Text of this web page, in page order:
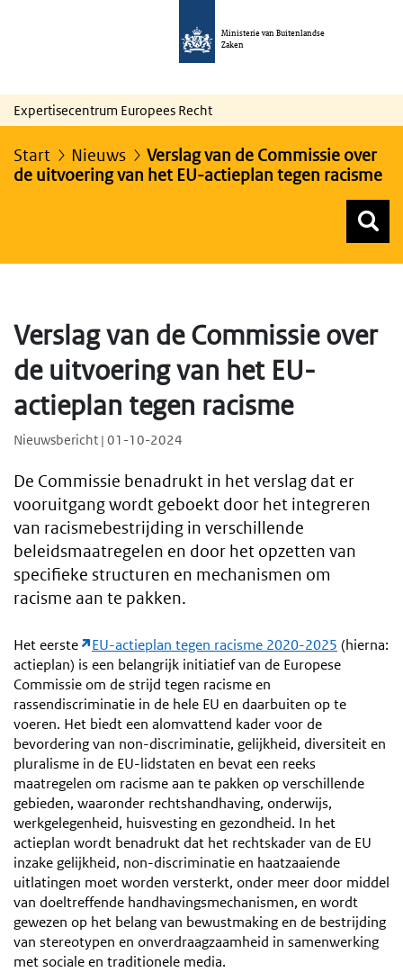
Ministerie van Buitenlandse
Zaken
Expertisecentrum Europees Recht
Start Nieuws
Verslag van de Commissie over
de uitvoering van het EU-actieplan tegen racisme
Verslag van de Commissie over
de uitvoering van het EU-
actieplan tegen racisme
Nieuwsbericht | 01-10-2024
De Commissie benadrukt in het verslag dat er
vooruitgang wordt geboekt door het integreren
van racismebestrijding in verschillende
beleidsmaatregelen en door het opzetten van
specifieke structuren en mechanismen om
racisme aan te pakken.
Het eerste EU-actieplan tegen racisme 2020-2025 (hierna:
actieplan) is een belangrijk initiatief van de Europese
Commissie om de strijd tegen racisme en
rassendiscriminatie in de hele EU en daarbuiten op te
voeren. Het biedt een alomvattend kader voor de
bevordering van non-discriminatie, gelijkheid, diversiteit en
pluralisme in de EU-lidstaten en bevat een reeks
maatregelen om racisme aan te pakken op verschillende
gebieden, waaronder rechtshandhaving, onderwijs,
werkgelegenheid, huisvesting en gezondheid. In het
actieplan wordt benadrukt dat het rechtskader van de EU
inzake gelijkheid, non-discriminatie en haatzaaiende
uitlatingen moet worden versterkt, onder meer door middel
van doeltreffende handhavingsmechanismen, en wordt
gewezen op het belang van bewustmaking en de bestrijding
van stereotypen en onverdraagzaamheid in samenwerking
met sociale en traditionele media.